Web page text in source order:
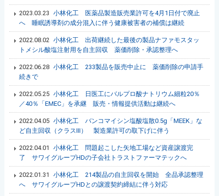
2023.03.23 小林化工 医薬品製造販売業許可を4月1日付で廃止
へ 睡眠誘導剤の成分混入に伴う健康被害者の補償は継続
2022.08.02 小林化工 出荷継続した最後の製品ナファモスタッ
トメシル酸塩注射用を自主回収 薬価削除・承認整理へ
2022.06.28 小林化工 233製品を販売中止に 薬価削除の申請手
続きで
2022.05.25 小林化工 日医工にバルプロ酸ナトリウム細粒20％
／40％「EMEC」を承継 販売・情報提供活動は継続へ
2022.04.05 小林化工 バンコマイシン塩酸塩散0.5g「MEEK」な
ど自主回収（クラスⅢ） 製造業許可の取下げに伴う
2022.04.01
小林化工 問題起こした矢地工場など資産譲渡完
了 サワイグループHDの子会社トラストファーマテックへ
2022.01.31
小林化工 214製品の自主回収を開始 全品承認整理
へ サワイグループHDとの譲渡契約締結に伴う対応